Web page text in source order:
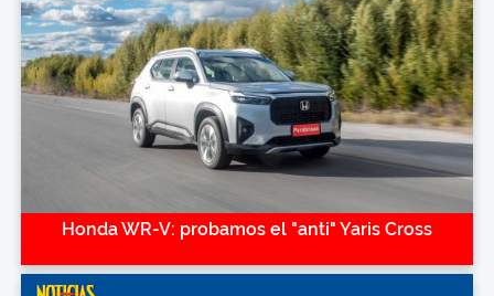
Honda WR-V: probamos el "anti" Yaris Cross